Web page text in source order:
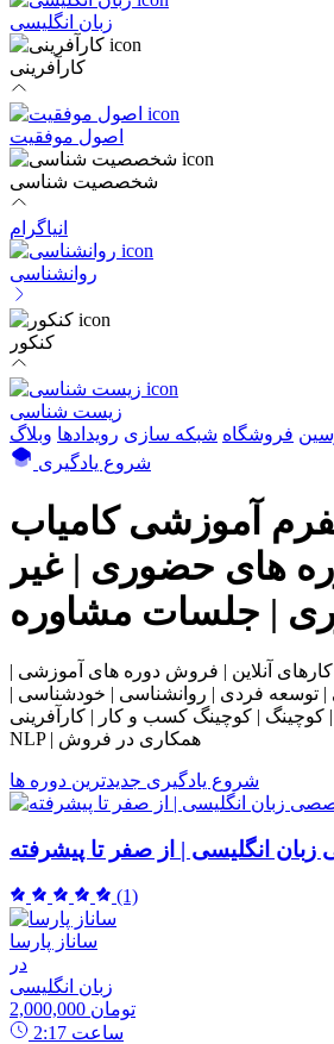
زبان انگلیسی
کارآفرینی
اصول موفقیت
شخصصیت شناسی
انیاگرام
روانشناسی
کنکور
زیست شناسی
فروشگاه شبکه سازی رویداد‌ها وبلاگ
شروع یادگیری
آموزشی کامیاب
های حضوری | غیر
| جلسات مشاوره
آنلاین | فروش دوره های آموزشی |
| توسعه فردی | روانشناسی | خودشناسی |
کوچینگ | کوچینگ کسب و کار | کارآفرینی |
NLP | همکاری در فروش
شروع یادگیری جدیدترین دوره ها
انگلیسی | از صفر تا پیشرفته
(1)
ساناز پارسا
در
زبان انگلیسی
2,000,000 تومان
2:17 ساعت